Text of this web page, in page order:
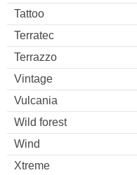
Tattoo
Terratec
Terrazzo
Vintage
Vulcania
Wild forest
Wind
Xtreme